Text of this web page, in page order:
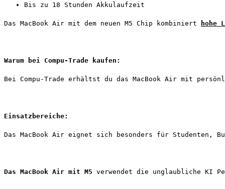
Bis zu 18 Stunden Akkulaufzeit
Das MacBook Air mit dem neuen M5 Chip kombiniert hohe
Warum bei Compu-Trade kaufen:
Bei Compu-Trade erhältst du das MacBook Air mit
Einsatzbereiche:
Das MacBook Air eignet sich besonders für Studenten,
Das MacBook Air mit M5 verwendet die unglaubliche KI